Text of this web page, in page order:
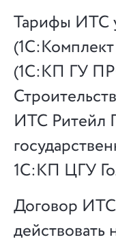
Тарифы
(1С:КП ГУ
ИТС Ритейл
1С:КП ЦГУ
Договор